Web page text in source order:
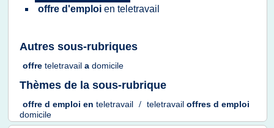
offre d'emploi en teletravail
Autres sous-rubriques
offre teletravail a domicile
Thèmes de la sous-rubrique
offre d emploi en teletravail / teletravail offres d emploi
domicile